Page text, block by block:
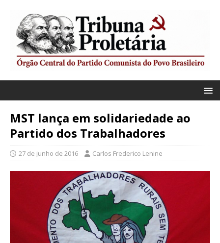
MST lança em solidariedade ao
Partido dos Trabalhadores
27 de junho de 2016 Carlos Frederico Lenine